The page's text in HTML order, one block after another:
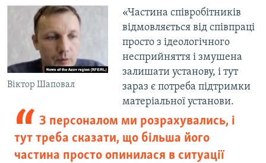
Віктор Шаповал
З персоналом ми розрахувались, і
тут треба сказати, що більша його
частина просто опинилася в ситуації
«Частина співробітників
відмовляється від співпраці
просто з ідеологічного
несприйняття і змушена
залишати установу, і тут
зараз є потреба підтримки
матеріальної установи.